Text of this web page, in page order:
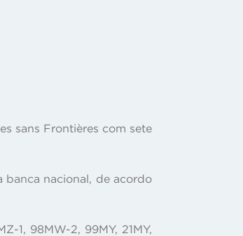
sans Frontières com sete
banca nacional, de acordo
1, 98MW-2, 99MY, 21MY,